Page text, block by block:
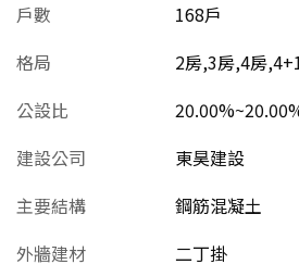
戶數
168戶
格局
2房,3房,4房
公設比
建設公司
東昊建設
主要結構
鋼筋混凝土
外牆建材
二丁掛